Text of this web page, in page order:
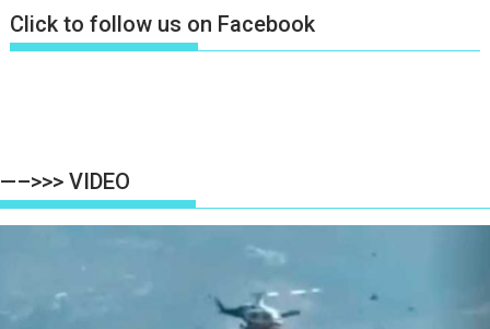
Click to follow us on Facebook
—–>>> VIDEO